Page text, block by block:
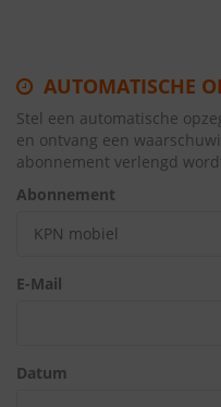
AUTOMATISCHE
Stel een automatische
en ontvang een
abonnement verlengd
Abonnement
E-Mail
Datum